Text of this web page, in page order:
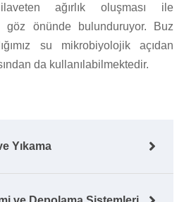
Yıkama
ağırlık oluşması ile
göz önünde bulunduruyor. Buz
su mikrobiyolojik açıdan
da kullanılabilmektedir.